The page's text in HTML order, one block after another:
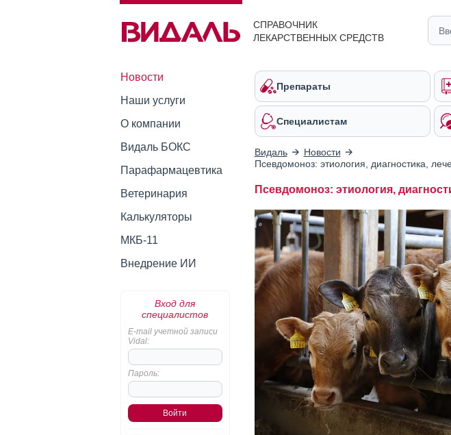
СПРАВОЧНИК
ЛЕКАРСТВЕННЫХ СРЕДСТВ
Новости
Наши услуги
О компании
Видаль БОКС
Парафармацевтика
Ветеринария
Калькуляторы
МКБ-11
Внедрение ИИ
Вход для
специалистов
E-mail учетной записи
Vidal:
Пароль:
Препараты
Специалистам
Видаль
Новости
Псевдомоноз: этиология, диагностика,
Псевдомоноз: этиология,